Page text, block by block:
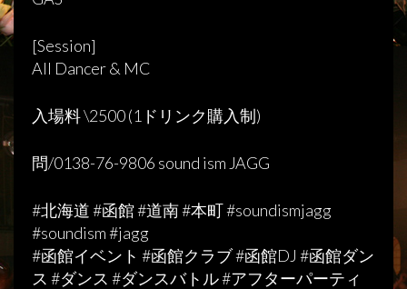
[Session]
All Dancer & MC
入場料 \2500 (1ドリンク購入制)
問/0138-76-9806 sound ism JAGG
#北海道 #函館 #道南 #本町 #soundismjagg
#soundism #jagg
#函館イベント #函館クラブ #函館DJ #函館ダン
ス #ダンス #ダンスバトル #アフターパーティ